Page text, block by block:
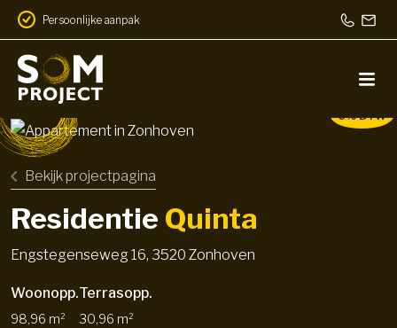
Persoonlijke aanpak
6% BTW
Bekijk projectpagina
Residentie Quinta
Engstegenseweg 16, 3520 Zonhoven
Woonopp.
98,96 m²
Terrasopp.
30,96 m²